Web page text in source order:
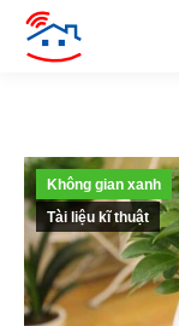
Không gian xanh
Tài liệu kĩ thuật